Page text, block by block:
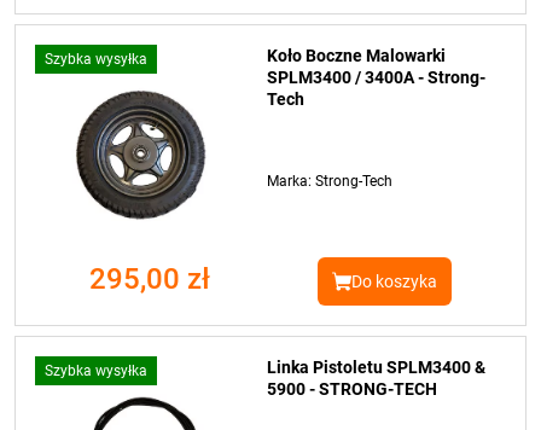
Szybka wysyłka
Koło Boczne Malowarki
SPLM3400 / 3400A - Strong-
Tech
Marka: Strong-Tech
295,00 zł Do koszyka
Szybka wysyłka
Linka Pistoletu SPLM3400 &
5900 - STRONG-TECH